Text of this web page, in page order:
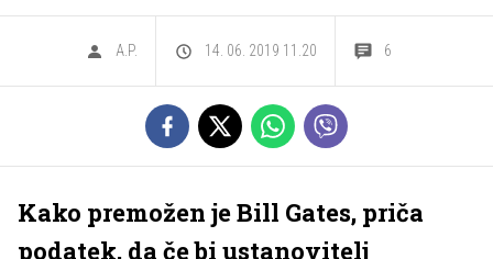
A.P. 14. 06. 2019 11.20 6
Kako premožen je Bill Gates, priča
podatek, da če bi ustanovitelj